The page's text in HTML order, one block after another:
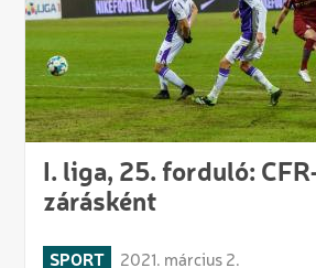
I. liga, 25. forduló:
zárásként
SPORT 2021. március 2.